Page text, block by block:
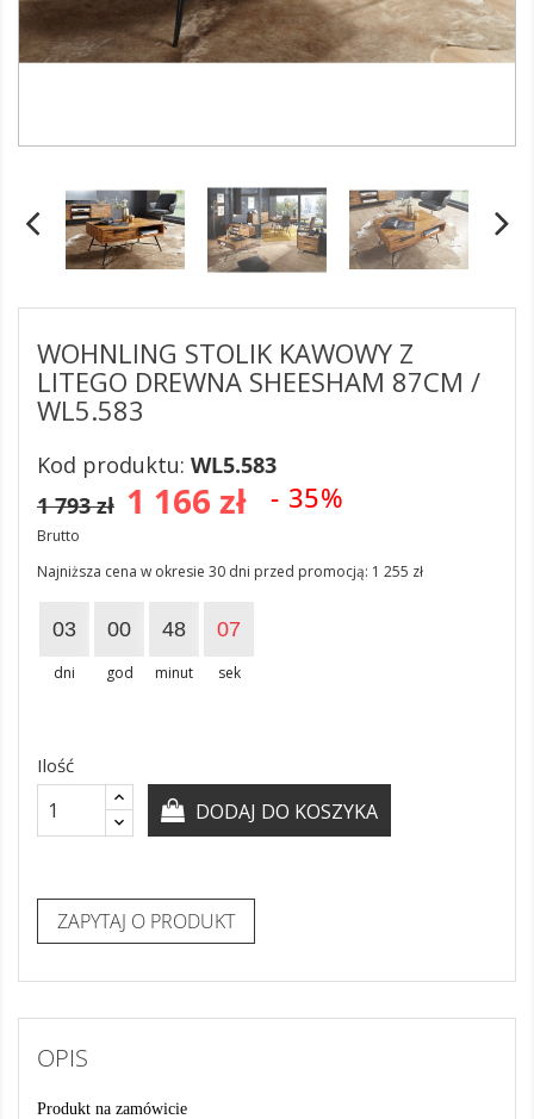
OPIS
Produkt na zamówicie
WOHNLING STOLIK KAWOWY Z
LITEGO DREWNA SHEESHAM 87CM /
WL5.583
Kod produktu: WL5.583
1 166 zł - 35%
1 793 zł
Brutto
Najniższa cena w okresie 30 dni przed promocją: 1 255 zł
03
dni
00
god
48
minut
07
sek
Ilość
DODAJ DO KOSZYKA
ZAPYTAJ O PRODUKT